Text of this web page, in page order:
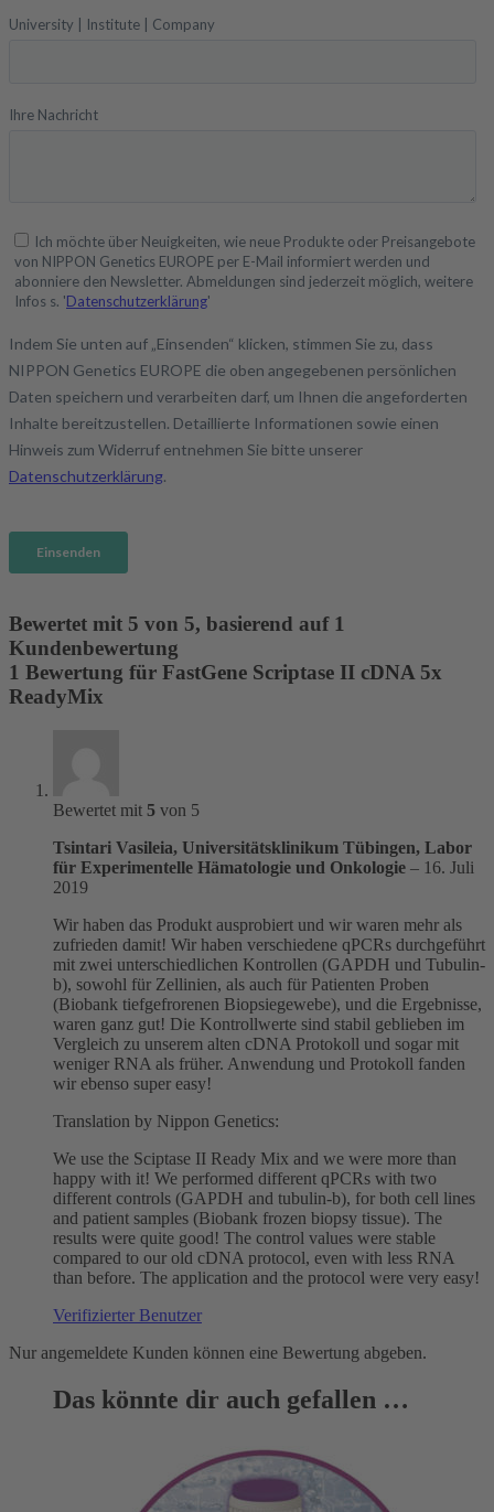
Bewertet mit 5 von 5, basierend auf 1
Kundenbewertung
1 Bewertung für FastGene Scriptase II cDNA 5x
ReadyMix
Bewertet mit 5 von 5
Tsintari Vasileia, Universitätsklinikum Tübingen, Labor
für Experimentelle Hämatologie und Onkologie – 16. Juli
2019
Wir haben das Produkt ausprobiert und wir waren mehr als
zufrieden damit! Wir haben verschiedene qPCRs durchgeführt
mit zwei unterschiedlichen Kontrollen (GAPDH und Tubulin-
b), sowohl für Zellinien, als auch für Patienten Proben
(Biobank tiefgefrorenen Biopsiegewebe), und die Ergebnisse,
waren ganz gut! Die Kontrollwerte sind stabil geblieben im
Vergleich zu unserem alten cDNA Protokoll und sogar mit
weniger RNA als früher. Anwendung und Protokoll fanden
wir ebenso super easy!
Translation by Nippon Genetics:
We use the Sciptase II Ready Mix and we were more than
happy with it! We performed different qPCRs with two
different controls (GAPDH and tubulin-b), for both cell lines
and patient samples (Biobank frozen biopsy tissue). The
results were quite good! The control values were stable
compared to our old cDNA protocol, even with less RNA
than before. The application and the protocol were very easy!
Verifizierter Benutzer
Nur angemeldete Kunden können eine Bewertung abgeben.
Das könnte dir auch gefallen …